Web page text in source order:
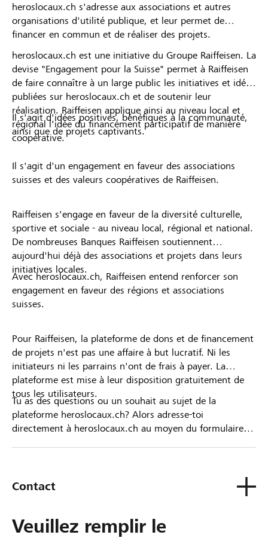
heroslocaux.ch s'adresse aux associations et autres
organisations d'utilité publique, et leur permet de
financer en commun et de réaliser des projets.
heroslocaux.ch est une initiative du Groupe Raiffeisen. La
devise "Engagement pour la Suisse" permet à Raiffeisen
de faire connaître à un large public les initiatives et idées
publiées sur heroslocaux.ch et de soutenir leur
réalisation. Raiffeisen applique ainsi au niveau local et
régional l'idée du financement participatif de manière
coopérative.
Il s'agit d'idées positives, bénéfiques à la communauté,
ainsi que de projets captivants.
Il s'agit d'un engagement en faveur des associations
suisses et des valeurs coopératives de Raiffeisen.
Raiffeisen s'engage en faveur de la diversité culturelle,
sportive et sociale - au niveau local, régional et national.
De nombreuses Banques Raiffeisen soutiennent
aujourd'hui déjà des associations et projets dans leurs
initiatives locales.
Avec heroslocaux.ch, Raiffeisen entend renforcer son
engagement en faveur des régions et associations
suisses.
Pour Raiffeisen, la plateforme de dons et de financement
de projets n'est pas une affaire à but lucratif. Ni les
initiateurs ni les parrains n'ont de frais à payer. La
plateforme est mise à leur disposition gratuitement de
tous les utilisateurs.
Tu as des questions ou un souhait au sujet de la
plateforme heroslocaux.ch? Alors adresse-toi
directement à heroslocaux.ch au moyen du formulaire
Contact
Veuillez remplir le